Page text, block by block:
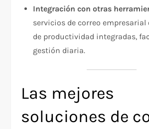
Integración con otras
servicios de correo
de productividad integradas,
gestión diaria.
Las mejores
soluciones de